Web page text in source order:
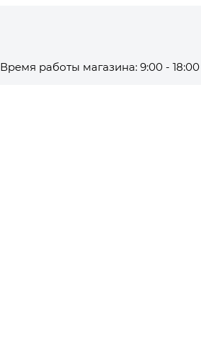
Время работы магазина: 9:00 - 18:00